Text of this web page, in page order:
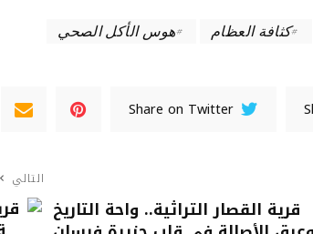
كثافة العظام هوس الأكل الصحي
Share on Twitter
التالي
قرية القصار التراثية.. واحة التاريخ